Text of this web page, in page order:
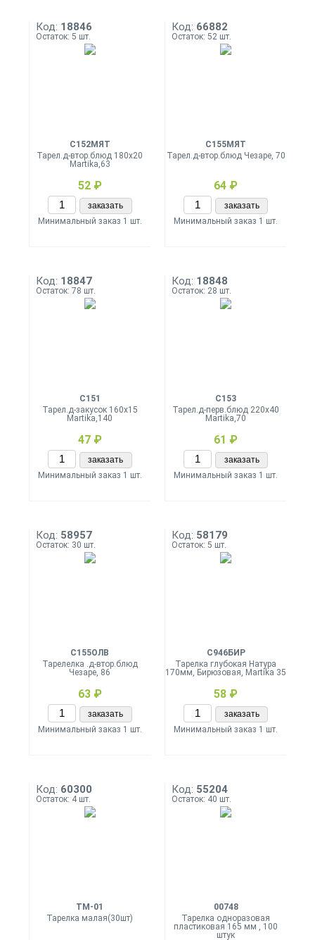
Код: 18846
Остаток: 5 шт.
С152МЯТ
Тарел.д-втор.блюд 180х20
Martika,63
52 ₽
заказать
Минимальный заказ 1 шт.
Код: 66882
Остаток: 52 шт.
С155МЯТ
Тарел.д-втор.блюд Чезаре, 70
64 ₽
заказать
Минимальный заказ 1 шт.
Код: 18847
Остаток: 78 шт.
С151
Тарел.д-закусок 160х15
Martika,140
47 ₽
заказать
Минимальный заказ 1 шт.
Код: 18848
Остаток: 28 шт.
С153
Тарел.д-перв.блюд 220х40
Martika,70
61 ₽
заказать
Минимальный заказ 1 шт.
Код: 58957
Остаток: 30 шт.
С155ОЛВ
Тарелелка .д-втор.блюд
Чезаре, 86
63 ₽
заказать
Минимальный заказ 1 шт.
Код: 58179
Остаток: 5 шт.
С946БИР
Тарелка глубокая Натура
170мм, Бирюзовая, Martika 35
58 ₽
заказать
Минимальный заказ 1 шт.
Код: 60300
Остаток: 4 шт.
ТМ-01
Тарелка малая(30шт)
Код: 55204
Остаток: 40 шт.
00748
Тарелка одноразовая
пластиковая 165 мм , 100
штук